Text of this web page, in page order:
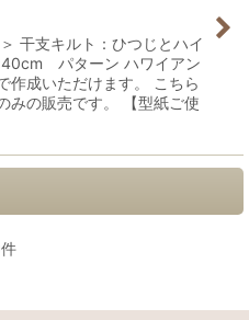
干支キルト：ひつじとハイ
パターン ハワイアン
作成いただけます。 こちら
みの販売です。 【型紙ご使